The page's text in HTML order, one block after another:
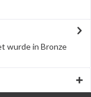
wurde in Bronze